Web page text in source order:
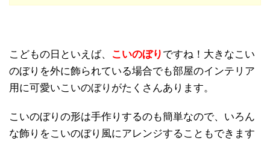
こどもの日といえば、 こいのぼり ですね！大きなこい
のぼりを外に飾られている場合でも部屋のインテリア
用に可愛いこいのぼりがたくさんあります。
こいのぼりの形は手作りするのも簡単なので、いろん
な飾りをこいのぼり風にアレンジすることもできます